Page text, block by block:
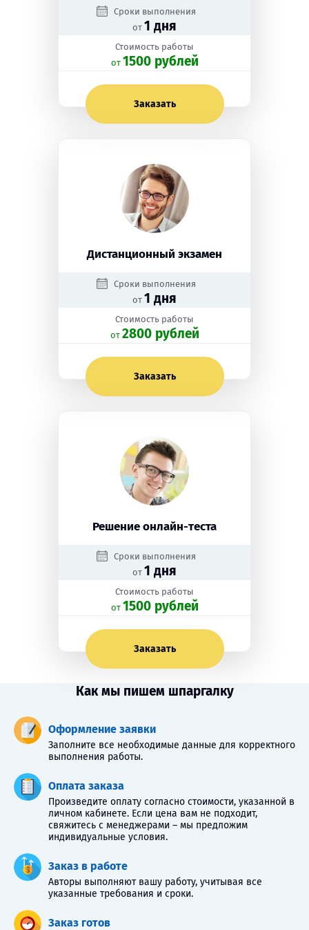
Сроки выполнения
от 1 дня
Стоимость работы
oт 1500 рублей
Заказать
Дистанционный экзамен
Сроки выполнения
от 1 дня
Стоимость работы
oт 2800 рублей
Заказать
Решение онлайн-теста
Сроки выполнения
от 1 дня
Стоимость работы
oт 1500 рублей
Заказать
Как мы пишем шпаргалку
Оформление заявки
Заполните все необходимые данные для корректного
выполнения работы.
Оплата заказа
Произведите оплату согласно стоимости, указанной в
личном кабинете. Если цена вам не подходит,
свяжитесь с менеджерами – мы предложим
индивидуальные условия.
Заказ в работе
Авторы выполняют вашу работу, учитывая все
указанные требования и сроки.
Заказ готов